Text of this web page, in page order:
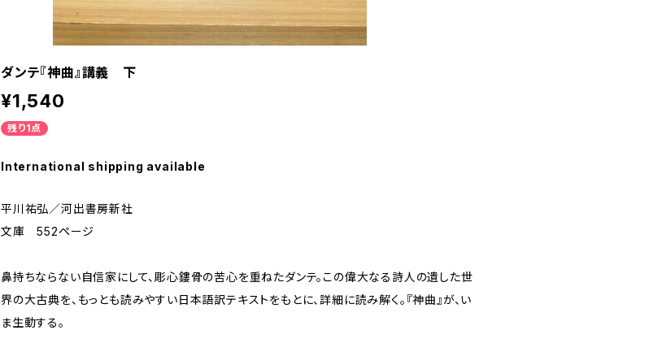
ダンテ『神曲』講義 下
¥1,540
残り1点
International shipping available
平川祐弘／河出書房新社
文庫 552ページ
鼻持ちならない自信家にして、彫心鏤骨の苦心を重ねたダンテ。この偉大なる詩人の遺した世
界の大古典を、もっとも読みやすい日本語訳テキストをもとに、詳細に読み解く。『神曲』が、い
ま生動する。